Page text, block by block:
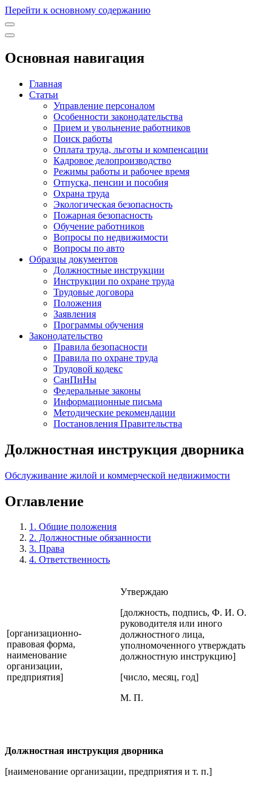
Перейти к основному содержанию
Основная навигация
Главная
Статьи
Управление персоналом
Особенности законодательства
Прием и увольнение работников
Поиск работы
Оплата труда, льготы и компенсации
Кадровое делопроизводство
Режимы работы и рабочее время
Отпуска, пенсии и пособия
Охрана труда
Экологическая безопасность
Пожарная безопасность
Обучение работников
Вопросы по недвижимости
Вопросы по авто
Образцы документов
Должностные инструкции
Инструкции по охране труда
Трудовые договора
Положения
Заявления
Программы обучения
Законодательство
Правила безопасности
Правила по охране труда
Трудовой кодекс
СанПиНы
Федеральные законы
Информационные письма
Методические рекомендации
Постановления Правительства
Должностная инструкция дворника
Обслуживание жилой и коммерческой недвижимости
Оглавление
1. Общие положения
2. Должностные обязанности
3. Права
4. Ответственность
[организационно-
правовая форма,
наименование
организации,
предприятия]
Утверждаю
[должность, подпись, Ф. И. О.
руководителя или иного
должностного лица,
уполномоченного утверждать
должностную инструкцию]
[число, месяц, год]
М. П.
Должностная инструкция дворника
[наименование организации, предприятия и т. п.]